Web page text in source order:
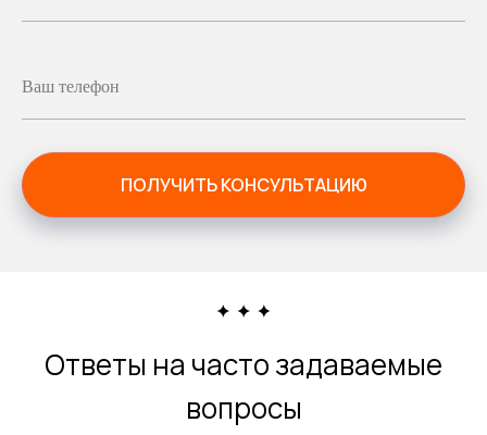
Ваш телефон
ПОЛУЧИТЬ КОНСУЛЬТАЦИЮ
Ответы на часто задаваемые
вопросы